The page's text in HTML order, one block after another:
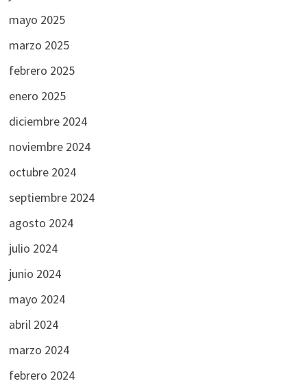
mayo 2025
marzo 2025
febrero 2025
enero 2025
diciembre 2024
noviembre 2024
octubre 2024
septiembre 2024
agosto 2024
julio 2024
junio 2024
mayo 2024
abril 2024
marzo 2024
febrero 2024